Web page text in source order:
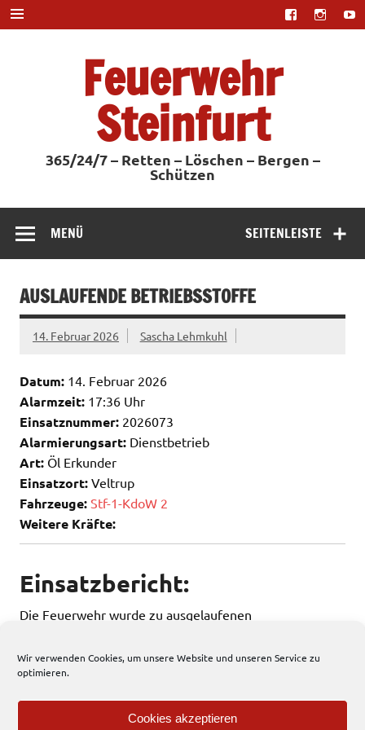
Wir verwenden Cookies, um unsere Website und unseren Service zu
optimieren.
Cookies akzeptieren
Zum
Inhalt
springen
Feuerwehr
Steinfurt
365/24/7 – Retten – Löschen – Bergen –
Schützen
SEITENLEISTE
MENÜ
AUSLAUFENDE BETRIEBSSTOFFE
14. Februar 2026 Sascha Lehmkuhl
Datum: 14. Februar 2026
Alarmzeit: 17:36 Uhr
Einsatznummer: 2026073
Alarmierungsart: Dienstbetrieb
Art: Öl Erkunder
Einsatzort: Veltrup
Fahrzeuge: Stf-1-KdoW 2
Weitere Kräfte:
Einsatzbericht:
Die Feuerwehr wurde zu ausgelaufenen
48 total views